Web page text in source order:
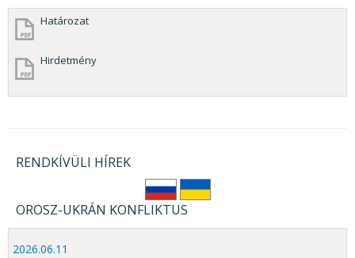
Határozat
Hirdetmény
RENDKÍVÜLI HÍREK
OROSZ-UKRÁN KONFLIKTUS
2026.06.11